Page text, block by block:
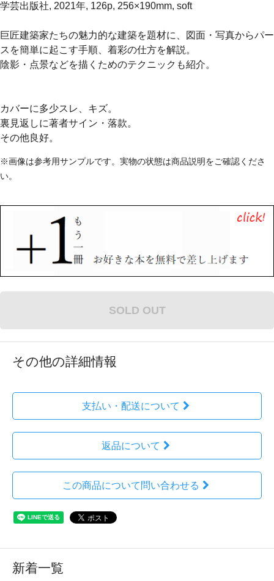
学芸出版社, 2021年, 126p, 256×190mm, soft
巨匠建築家たちの魅力的な建築を題材に、図面・写真からパー
スを簡単に起こす手順、着彩の仕方を解説。
陰影・点景などを描くためのテクニックも紹介。
カバーに多少スレ、キズ。
裏見返しに著者サイン・落款。
その他良好。
※画像は参考用サンプルです。実物の状態は商品説明をご確認くださ
い。
SOLD OUT
その他の詳細情報
支払い・配送について
返品について
この商品について問い合わせる
新着一覧